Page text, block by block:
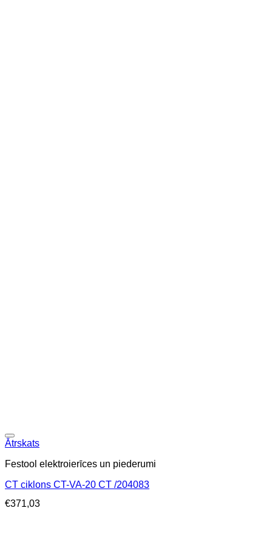
Ātrskats
Festool elektroierīces un piederumi
CT ciklons CT-VA-20 CT /204083
€371,03